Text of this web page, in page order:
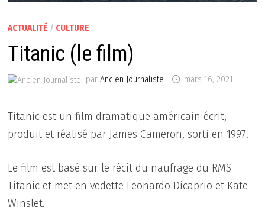
ACTUALITÉ / CULTURE
Titanic (le film)
parAncien Journaliste mars 16, 2021
Titanic est un film dramatique américain écrit,
produit et réalisé par James Cameron, sorti en 1997.
Le film est basé sur le récit du naufrage du RMS
Titanic et met en vedette Leonardo Dicaprio et Kate
Winslet.